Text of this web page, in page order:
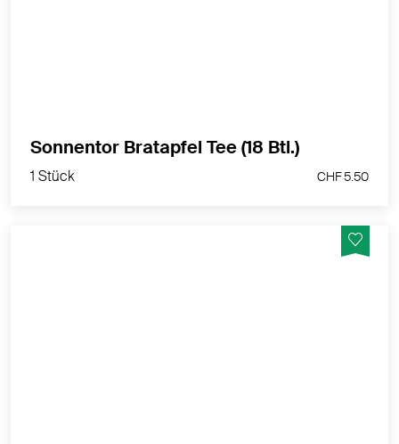
Sonnentor Bratapfel Tee (18 Btl.)
1 Stück CHF 5.50